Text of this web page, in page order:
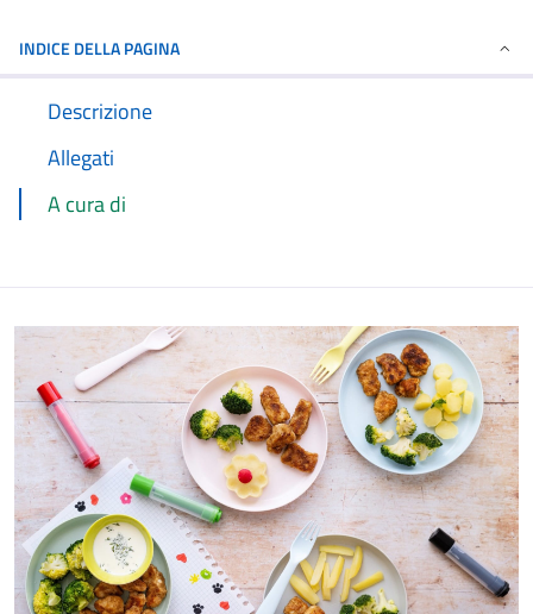
INDICE DELLA PAGINA
Descrizione
Allegati
A cura di